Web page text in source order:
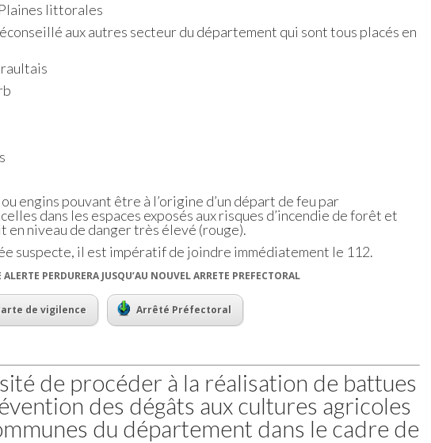
littorales
aux autres secteur du département qui sont tous placés en
engins pouvant être à l’origine d’un départ de feu par
dans les espaces exposés aux risques d’incendie de forêt et
en niveau de danger très élevé (rouge).
suspecte, il est impératif de joindre immédiatement le 112.
PERDURERA JUSQU’AU NOUVEL ARRETE PREFECTORAL
de vigilence Arrêté Préfectoral
de procéder à la réalisation de battues
des dégâts aux cultures agricoles
du département dans le cadre de